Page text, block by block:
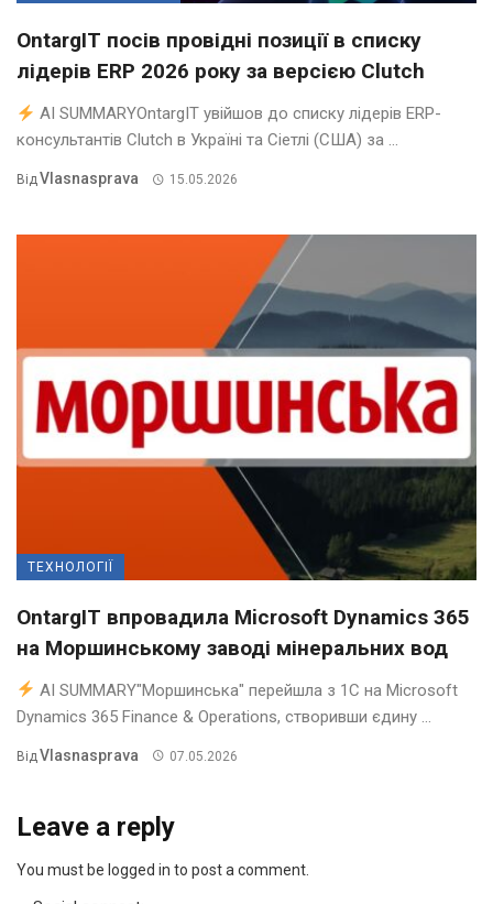
OntargIT посів провідні позиції в списку
лідерів ERP 2026 року за версією Clutch
AI SUMMARYOntargIT увійшов до списку лідерів ERP-
консультантів Clutch в Україні та Сіетлі (США) за ...
ВідVlasnasprava 15.05.2026
ТЕХНОЛОГІЇ
OntargIT впровадила Microsoft Dynamics 365
на Моршинському заводі мінеральних вод
AI SUMMARY"Моршинська" перейшла з 1С на Microsoft
Dynamics 365 Finance & Operations, створивши єдину ...
Від Vlasnasprava 07.05.2026
Leave a reply
You must be logged in to post a comment.